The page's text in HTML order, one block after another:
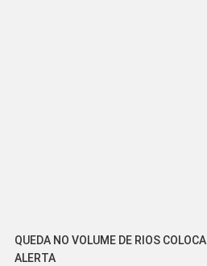
QUEDA NO VOLUME DE RIOS
ALERTA